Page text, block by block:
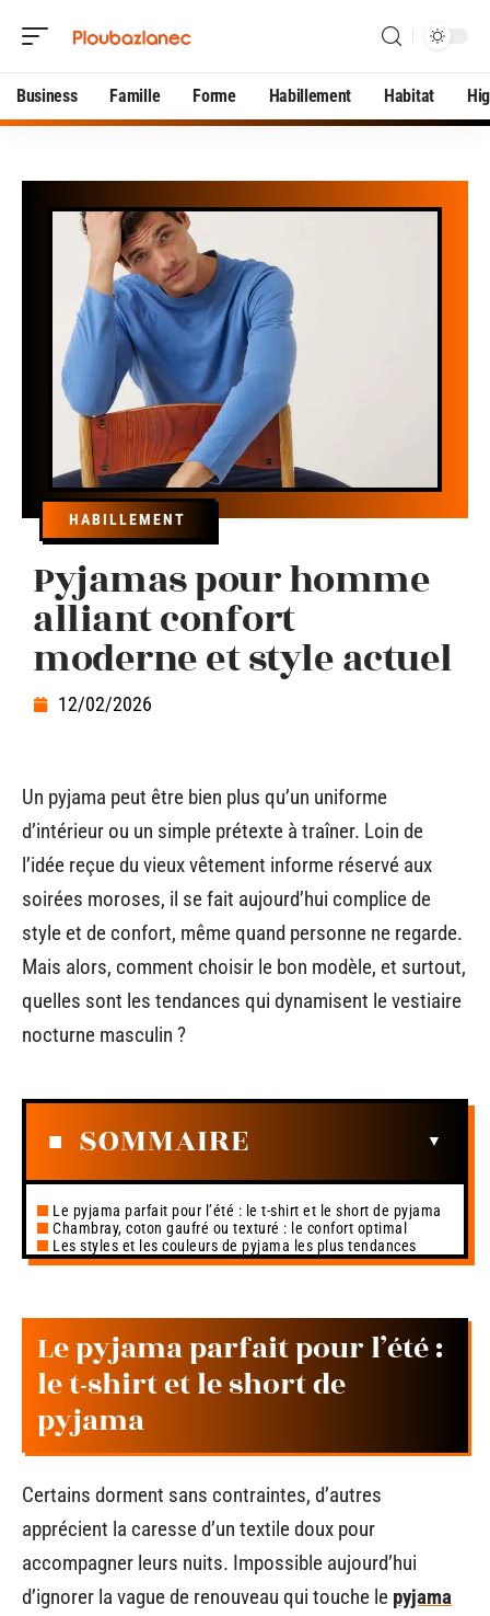
Business Famille Forme Habillement Habitat
HABILLEMENT
Pyjamas pour homme
alliant confort
moderne et style actuel
12/02/2026
Un pyjama peut être bien plus qu’un uniforme
d’intérieur ou un simple prétexte à traîner. Loin de
l’idée reçue du vieux vêtement informe réservé aux
soirées moroses, il se fait aujourd’hui complice de
style et de confort, même quand personne ne regarde.
Mais alors, comment choisir le bon modèle, et surtout,
quelles sont les tendances qui dynamisent le vestiaire
nocturne masculin ?
SOMMAIRE
Le pyjama parfait pour l’été : le t-shirt et le short de pyjama
Chambray, coton gaufré ou texturé : le confort optimal
Les styles et les couleurs de pyjama les plus tendances
Le pyjama parfait pour l’été :
le t-shirt et le short de
pyjama
Certains dorment sans contraintes, d’autres
apprécient la caresse d’un textile doux pour
accompagner leurs nuits. Impossible aujourd’hui
d’ignorer la vague de renouveau qui touche le pyjama